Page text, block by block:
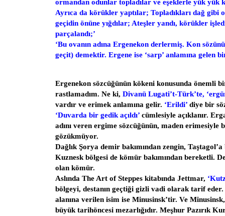
ormandan odunlar topladılar ve eşeklerle yük yük
Ayrıca da körükler yaptılar; Topladıkları dağ gibi
geçidin önüne yığdılar; Ateşler yandı, körükler
parçalandı;’
‘Bu ovanın adına Ergenekon derlermiş. Kon
geçit) demektir. Ergene ise ‘sarp’ anlamına gelen
Ergenekon sözcüğünün kökeni konusunda önemli
rastlamadım. Ne ki, Divanü Lugati’t-Türk’te,
vardır ve erimek anlamına gelir. ‘Erildi’ diye bir
‘Duvarda bir gedik açıldı’ cümlesiyle açıklanır.
adını veren ergime sözcüğünün, maden erimesiyle
gözükmüyor.
Dağlık Şorya demir bakımından zengin,
Kuznesk bölgesi de kömür bakımından bereketli.
olan kömür.
Aslında The Art of Steppes kitabında Jettmar,
bölgeyi, destanın geçtiği gizli vadi olarak tarif eder.
alanına verilen isim ise Minusinsk’tir. Ve
büyük tarihöncesi mezarlığıdır. Meşhur Pazırık